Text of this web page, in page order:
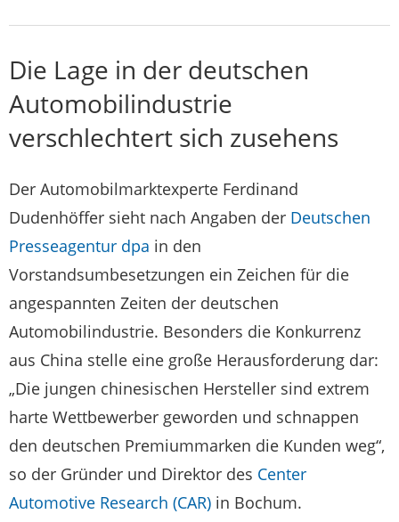
Die Lage in der deutschen
Automobilindustrie
verschlechtert sich zusehens
Der Automobilmarktexperte Ferdinand
Dudenhöffer sieht nach Angaben der Deutschen
Presseagentur dpa in den
Vorstandsumbesetzungen ein Zeichen für die
angespannten Zeiten der deutschen
Automobilindustrie. Besonders die Konkurrenz
aus China stelle eine große Herausforderung dar:
„Die jungen chinesischen Hersteller sind extrem
harte Wettbewerber geworden und schnappen
den deutschen Premiummarken die Kunden weg“,
so der Gründer und Direktor des Center
Automotive Research (CAR) in Bochum.